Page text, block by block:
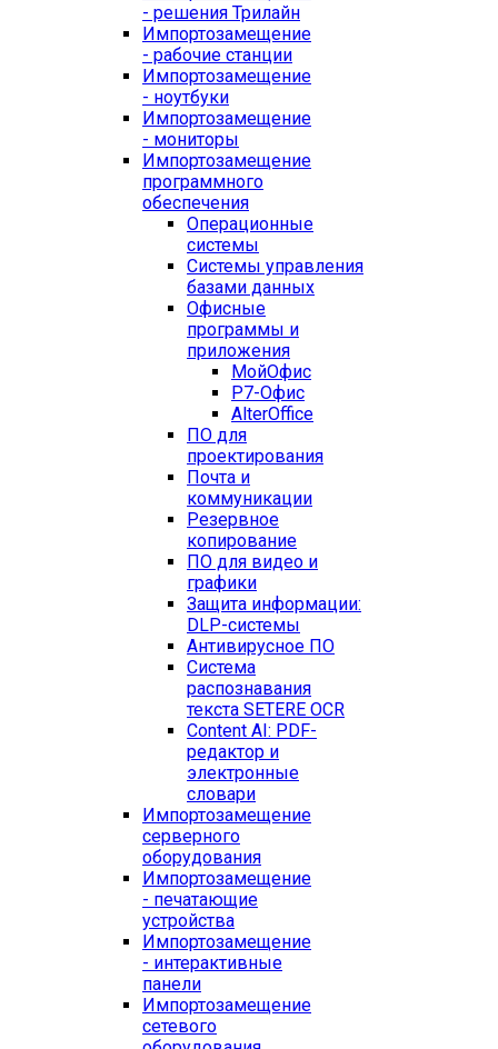
- решения Трилайн
Импортозамещение
- рабочие станции
Импортозамещение
- ноутбуки
Импортозамещение
- мониторы
Импортозамещение
программного
обеспечения
Операционные
системы
Системы управления
базами данных
Офисные
программы и
приложения
МойОфис
Р7-Офис
AlterOffice
ПО для
проектирования
Почта и
коммуникации
Резервное
копирование
ПО для видео и
графики
Защита информации:
DLP-системы
Антивирусное ПО
Система
распознавания
текста SETERE OCR
Content AI: PDF-
редактор и
электронные
словари
Импортозамещение
серверного
оборудования
Импортозамещение
- печатающие
устройства
Импортозамещение
- интерактивные
панели
Импортозамещение
сетевого